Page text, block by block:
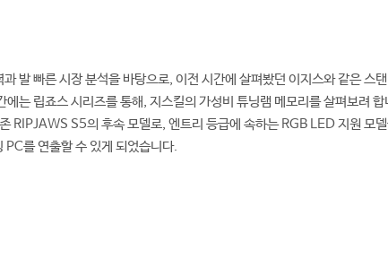
발 빠른 시장 분석을 바탕으로, 이전 시간에 살펴봤던 이지스와 같은 스
에는 립죠스 시리즈를 통해, 지스킬의 가성비 튜닝램 메모리를 살펴보려
RIPJAWS S5의 후속 모델로, 엔트리 등급에 속하는 RGB LED 지원 모
PC를 연출할 수 있게 되었습니다.